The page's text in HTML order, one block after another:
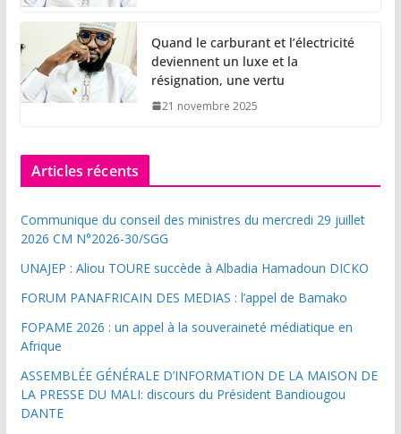
Quand le carburant et l’électricité
deviennent un luxe et la
résignation, une vertu
21 novembre 2025
Articles récents
Communique du conseil des ministres du mercredi 29 juillet
2026 CM N°2026-30/SGG
UNAJEP : Aliou TOURE succède à Albadia Hamadoun DICKO
FORUM PANAFRICAIN DES MEDIAS : l’appel de Bamako
FOPAME 2026 : un appel à la souveraineté médiatique en
Afrique
ASSEMBLÉE GÉNÉRALE D’INFORMATION DE LA MAISON DE
LA PRESSE DU MALI: discours du Président Bandiougou
DANTE